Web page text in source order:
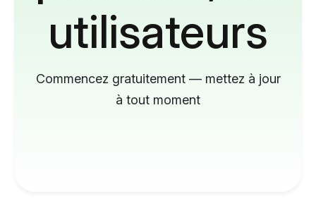
utilisateurs
Commencez gratuitement — mettez à jour
à tout moment